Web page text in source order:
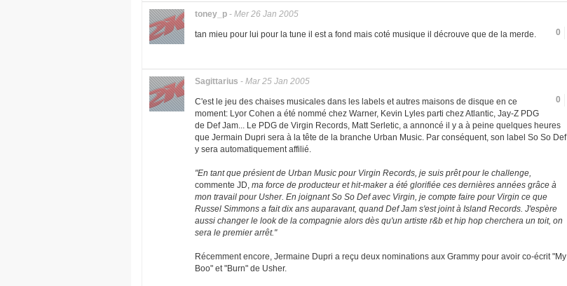
toney_p - Mer 26 Jan 2005
0
tan mieu pour lui pour la tune il est a fond mais coté musique il décrouve que de la merde.
Sagittarius - Mar 25 Jan 2005
0
C'est le jeu des chaises musicales dans les labels et autres maisons de disque en ce
moment: Lyor Cohen a été nommé chez Warner, Kevin Lyles parti chez Atlantic, Jay-Z PDG
de Def Jam... Le PDG de Virgin Records, Matt Serletic, a annoncé il y a à peine quelques heures
que Jermain Dupri sera à la tête de la branche Urban Music. Par conséquent, son label So So Def
y sera automatiquement affilié.
"En tant que présient de Urban Music pour Virgin Records, je suis prêt pour le challenge,
commente JD, ma force de producteur et hit-maker a été glorifiée ces dernières années grâce à
mon travail pour Usher. En joignant So So Def avec Virgin, je compte faire pour Virgin ce que
Russel Simmons a fait dix ans auparavant, quand Def Jam s'est joint à Island Records. J'espère
aussi changer le look de la compagnie alors dès qu'un artiste r&b et hip hop cherchera un toit, on
sera le premier arrêt."
Récemment encore, Jermaine Dupri a reçu deux nominations aux Grammy pour avoir co-écrit "My
Boo" et "Burn" de Usher.